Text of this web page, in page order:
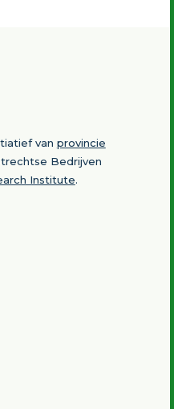
van provincie
Bedrijven
Institute.